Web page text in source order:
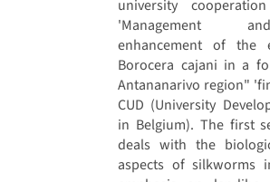
university
'Management
enhancement of the
Borocera cajani in a
Antananarivo region"
CUD (University
in Belgium). The first
deals with the
aspects of silkworms